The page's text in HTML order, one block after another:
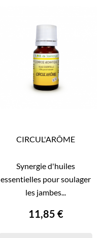
CIRCUL'ARÔME
Synergie d'huiles
essentielles pour soulager
les jambes...
11,85 €